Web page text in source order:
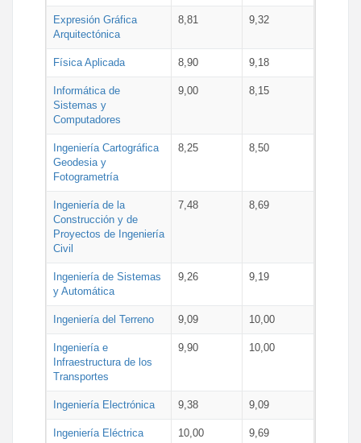
Expresión Gráfica
Arquitectónica
8,81 9,32
Física Aplicada 8,90 9,18
Informática de
Sistemas y
Computadores
9,00 8,15
Ingeniería Cartográfica
Geodesia y
Fotogrametría
8,25 8,50
Ingeniería de la
Construcción y de
Proyectos de Ingeniería
Civil
7,48 8,69
Ingeniería de Sistemas
y Automática
9,26 9,19
Ingeniería del Terreno 9,09 10,00
Ingeniería e
Infraestructura de los
Transportes
9,90 10,00
Ingeniería Electrónica 9,38 9,09
Ingeniería Eléctrica 10,00 9,69